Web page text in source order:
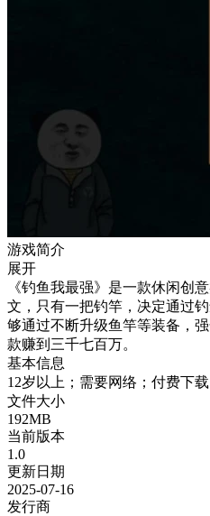
游戏简介
展开
《钓鱼我最强》是一款休闲创
文，只有一把钓竿，决定通过
够通过不断升级鱼竿等装备，
款赚到三千七百万。
基本信息
12岁以上；需要网络；付费下载
文件大小
192MB
当前版本
1.0
更新日期
2025-07-16
发行商